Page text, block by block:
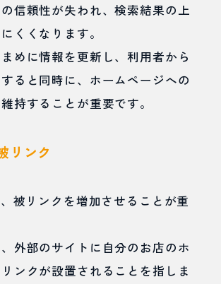
信頼性が失われ、検索結果の上
くくなります。
めに情報を更新し、利用者から
ると同時に、ホームページへの
持することが重要です。
リンク
被リンクを増加させることが重
外部のサイトに自分のお店のホ
ンクが設置されることを指しま